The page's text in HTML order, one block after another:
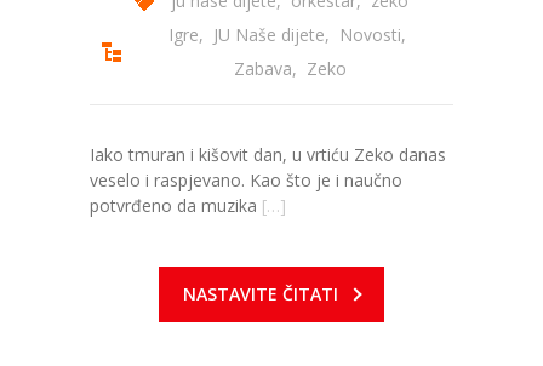
Igre, JU Naše dijete, Novosti,
Zabava, Zeko
Iako tmuran i kišovit dan, u vrtiću Zeko danas
veselo i raspjevano. Kao što je i naučno
potvrđeno da muzika […]
NASTAVITE ČITATI